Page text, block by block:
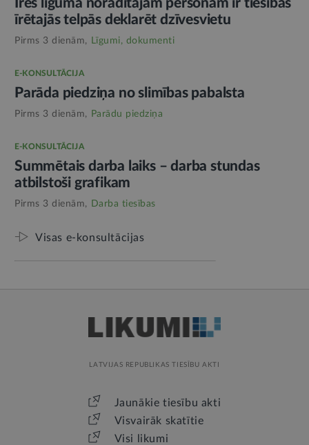
īrētajās telpās deklarēt dzīvesvietu
Pirms 3 dienām, Līgumi, dokumenti
E-KONSULTĀCIJA
Parāda piedziņa no slimības pabalsta
Pirms 3 dienām, Parādu piedziņa
E-KONSULTĀCIJA
Summētais darba laiks – darba stundas
atbilstoši grafikam
Pirms 3 dienām, Darba tiesības
Visas e-konsultācijas
LATVIJAS REPUBLIKAS TIESĪBU AKTI
Jaunākie tiesību akti
Visvairāk skatītie
Visi likumi